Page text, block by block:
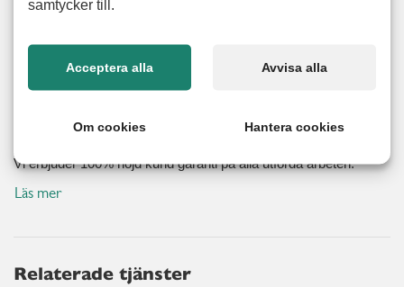
och mycket annat. Våra alerta seniorer utför även
flyttstädning, garagestädning och sortering.
Nöjd kund-garanti
Vi erbjuder 100% nöjd kund garanti på alla utförda arbeten.
Läs mer
Relaterade tjänster
samtycker till.
Acceptera alla Avvisa alla
Om cookies Hantera cookies